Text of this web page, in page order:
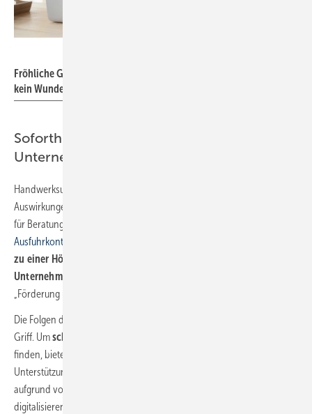
Fröhliche Gesichter: bei dem reichhaltigen Fördermittelangebot
kein Wunder.
Soforthilfe fü r Handwerker durch
Unternehmensberater
Handwerksunternehmen, die unter den wirtschaftlichen
Auswirkungen aufgrund des Coronavirus leiden, können Förderungen
für Beratungen beim
Ausfuhrkontrolle
zu einer Höhe von 4000 Euro für kleine und mittlere
Unternehmen.
„Förderung unternehmerischen Know-hows“.
Die Folgen des Coronavirus haben die deutsche Wirtschaft fest im
Griff. Umschnelle Lösungen für wirtschaftliche Engpässe
finden, bieten externe Bafa-Unternehmensberater hilfreiche
Unterstützung an. Ob es darum geht, Bereiche des Unternehmens
aufgrund von veränderten betrieblichen Anforderungen zu
digitalisieren, neue Geschäftsfelder zu erschließen oder